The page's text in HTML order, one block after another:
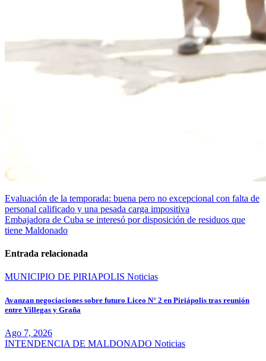
Navegación
de
entradas
Evaluación de la temporada: buena pero no excepcional con falta de
personal calificado y una pesada carga impositiva
Embajadora de Cuba se interesó por disposición de residuos que
tiene Maldonado
Entrada relacionada
MUNICIPIO DE PIRIAPOLIS Noticias
Avanzan negociaciones sobre futuro Liceo N° 2 en Piriápolis tras reunión
entre Villegas y Graña
Ago 7, 2026
INTENDENCIA DE MALDONADO Noticias